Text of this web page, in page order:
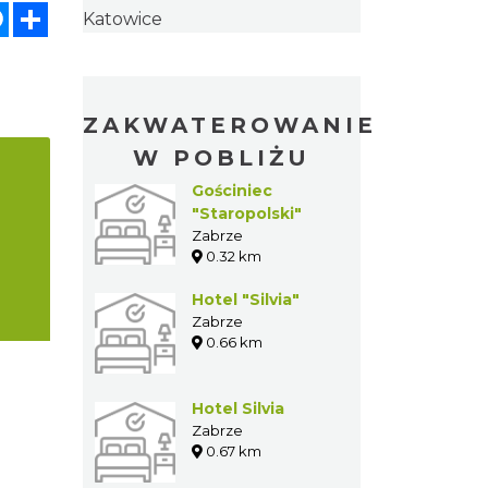
Messenger
ShareKatowice
ZAKWATEROWANIE
W POBLIŻU
Gościniec
"Staropolski"
Zabrze
0.32 km
Hotel "Silvia"
Zabrze
0.66 km
Hotel Silvia
Zabrze
0.67 km